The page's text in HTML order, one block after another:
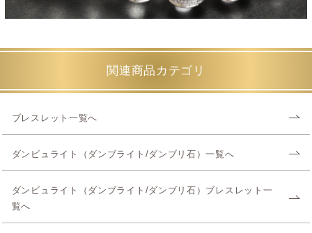
関連商品カテゴリ
ブレスレット一覧へ
ダンビュライト（ダンブライト/ダンブリ石）一覧へ
ダンビュライト（ダンブライト/ダンブリ石）ブレスレット一
覧へ